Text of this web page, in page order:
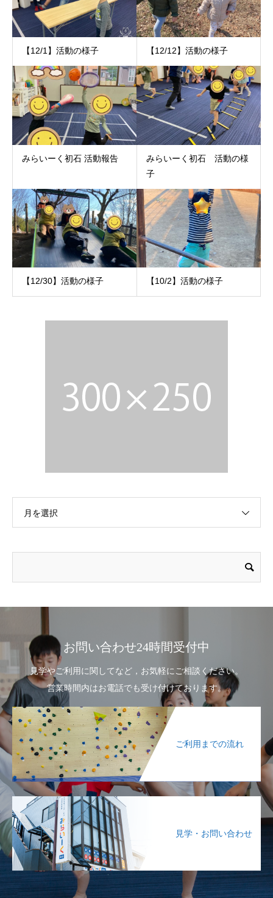
【12/1】活動の様子 【12/12】活動の様子
みらいーく初石 活動報告
みらいーく初石 活動の様
子
【12/30】活動の様子 【10/2】活動の様子
月を選択
お問い合わせ24時間受付中
見学やご利用に関してなど，お気軽にご相談ください。
営業時間内はお電話でも受け付けております。
ご利用までの流れ
見学・お問い合わせ